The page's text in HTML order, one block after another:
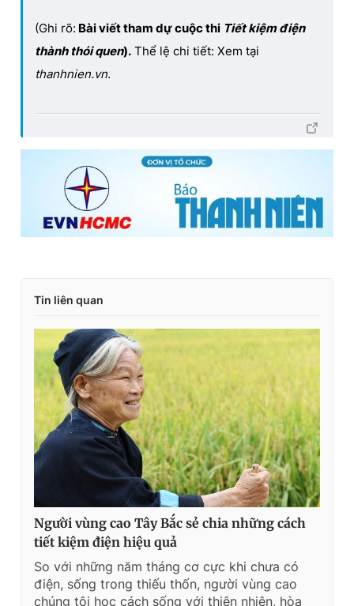
(Ghi rõ: Bài viết tham dự cuộc thi Tiết kiệm điện
thành thói quen). Thể lệ chi tiết: Xem tại
thanhnien.vn.
Tin liên quan
Người vùng cao Tây Bắc sẻ chia những cách
tiết kiệm điện hiệu quả
So với những năm tháng cơ cực khi chưa có
điện, sống trong thiếu thốn, người vùng cao
chúng tôi học cách sống với thiên nhiên, hòa